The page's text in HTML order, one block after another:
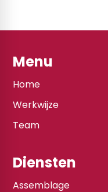
Menu
Home
Werkwijze
Team
Diensten
Assemblage